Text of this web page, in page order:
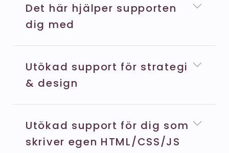
Det här hjälper supporten
dig med
Utökad support för strategi
& design
Utökad support för dig som
skriver egen HTML/CSS/JS